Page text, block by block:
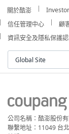
關於酷澎
信任管理中心
顧
資訊安全及隱私保護
Global Site
公司名稱：酷澎股份
聯繫地址：11049 台